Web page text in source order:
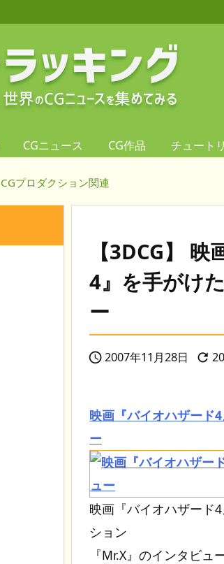
CGニュース CG作品 チュート
CGプロダクション関連
【3DCG】
4』を手がけ
ー
2007年11月28日 
映画『バイオハザード
ー
映画『バイオハザード
ション
『Mr.X』のインタビュ